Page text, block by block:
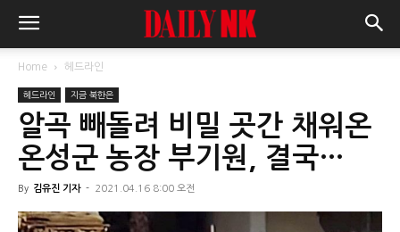
Home 헤드라인
헤드라인 지금 북한은
알곡 빼돌려 비밀 곳간 채워온
온성군 농장 부기원, 결국…
By 김유진 기자 - 2021.04.16 8:00 오전